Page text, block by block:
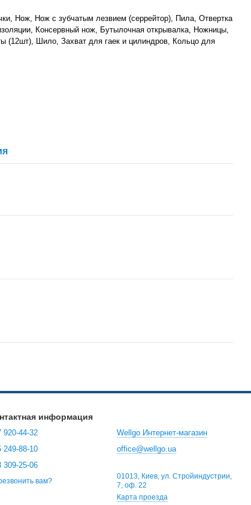
Нож, Нож с зубчатым лезвием (серрейтор), Пила, Отвертка
Консервный нож, Бутылочная открывалка, Ножницы,
(12шт), Шило, Захват для гаек и цилиндров, Кольцо для
информация
920-44-32
249-88-10
309-25-06
вам?
Wellgo Интернет-магазин
office@wellgo.ua
01013, Киев, ул. Стройиндустрии,
7, оф. 22
Карта проезда